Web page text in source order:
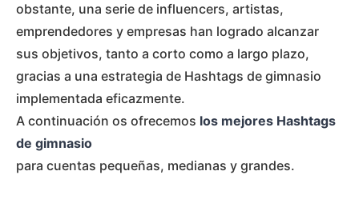
obstante, una serie de influencers, artistas,
emprendedores y empresas han logrado alcanzar
sus objetivos, tanto a corto como a largo plazo,
gracias a una estrategia de Hashtags de gimnasio
implementada eficazmente.
A continuación os ofrecemos los mejores Hashtags
de gimnasio
para cuentas pequeñas, medianas y grandes.